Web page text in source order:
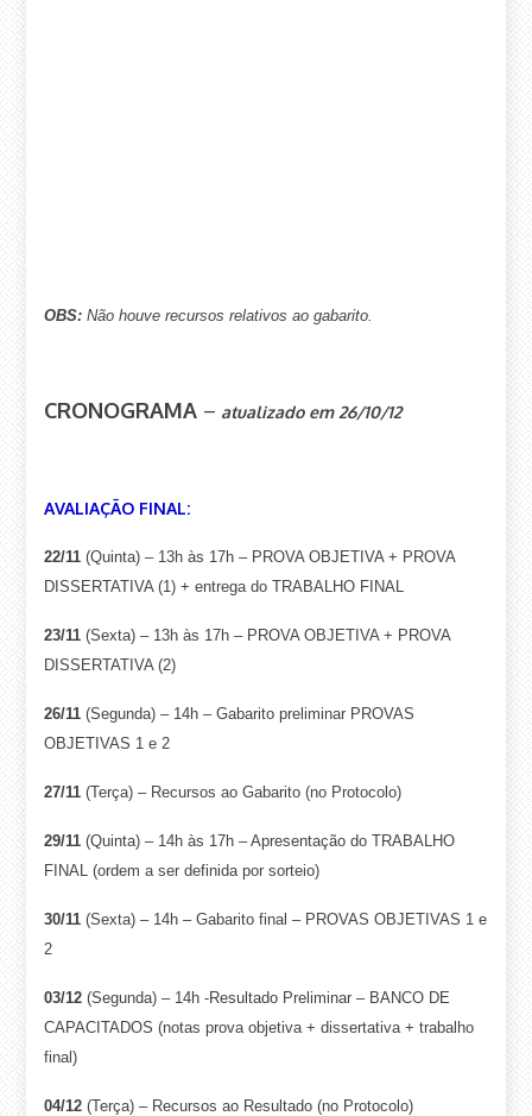
OBS:Não houve recursos relativos ao gabarito.
CRONOGRAMA – atualizado em 26/10/12
AVALIAÇÃO FINAL:
22/11(Quinta) – 13h às 17h – PROVA OBJETIVA + PROVA
DISSERTATIVA (1) + entrega do TRABALHO FINAL
23/11(Sexta) – 13h às 17h – PROVA OBJETIVA + PROVA
DISSERTATIVA (2)
26/11(Segunda) – 14h – Gabarito preliminar PROVAS
OBJETIVAS 1 e 2
27/11(Terça) – Recursos ao Gabarito (no Protocolo)
29/11(Quinta) – 14h às 17h –Apresentação do TRABALHO
FINAL (ordem a ser definida por sorteio)
30/11(Sexta) – 14h – Gabarito final – PROVAS OBJETIVAS 1 e
2
03/12(Segunda) – 14h -Resultado Preliminar – BANCO DE
CAPACITADOS (notas prova objetiva + dissertativa + trabalho
final)
04/12(Terça) – Recursos ao Resultado (no Protocolo)